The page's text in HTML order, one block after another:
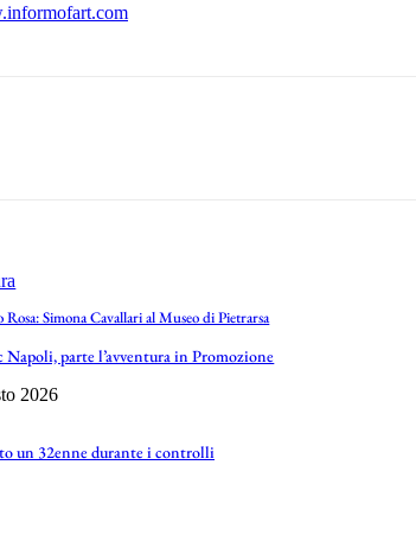
Rosa: Simona Cavallari al Museo di Pietrarsa
parte l’avventura in Promozione
2026
un 32enne durante i controlli